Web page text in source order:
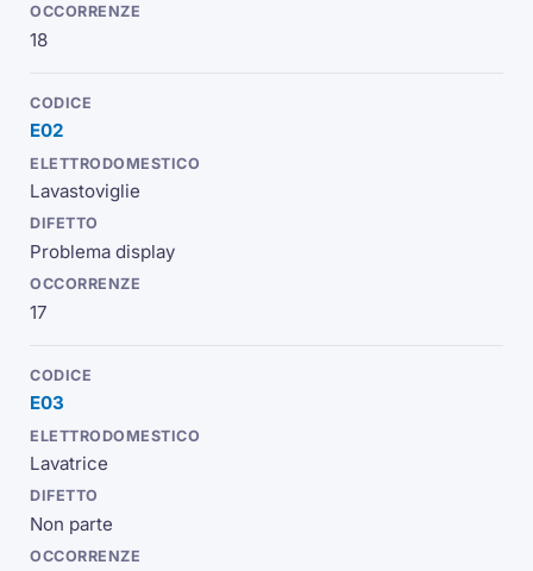
18
E02
Lavastoviglie
Problema display
17
E03
Lavatrice
Non parte